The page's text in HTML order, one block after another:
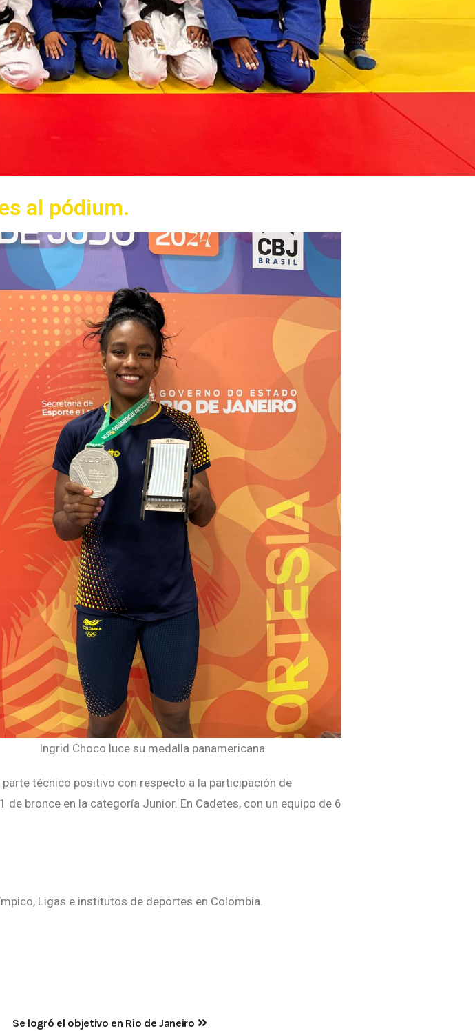
al pódium.
Ingrid Choco luce su medalla panamericana
técnico positivo con respecto a la participación de
bronce en la categoría Junior. En Cadetes, con un equipo de 6
Ligas e institutos de deportes en Colombia.
Se logró el objetivo en Rio de Janeiro